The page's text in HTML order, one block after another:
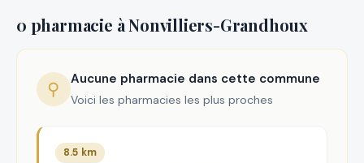
0 pharmacie à Nonvilliers-Grandhoux
⚲ Aucune pharmacie dans cette commune
Voici les pharmacies les plus proches
8.5 km